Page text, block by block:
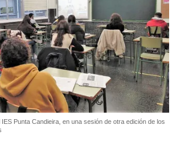
Punta Candieira, en una sesión de otra edición de los